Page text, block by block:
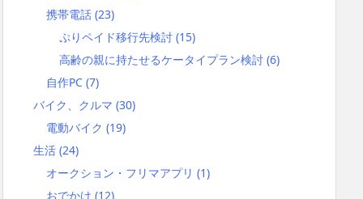
携帯電話 (23)
ぷりペイド移行先検討 (15)
高齢の親に持たせるケータイプラン検討 (6)
自作PC (7)
バイク、クルマ (30)
電動バイク (19)
生活 (24)
オークション・フリマアプリ (1)
おでかけ (12)